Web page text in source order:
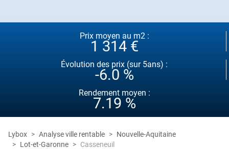
Prix moyen au m2 :
1 314 €
Évolution des prix (sur 5ans) :
-6.0 %
Rendement moyen :
7.19 %
Lybox Analyse ville rentable
Nouvelle-Aquitaine
Lot-et-Garonne
Casseneuil